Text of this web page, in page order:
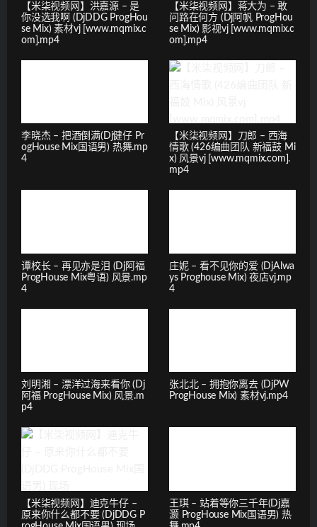
【米柒视频网】洪嘉源 – 是
你没选我啊 (DjDDG ProgHou
se Mix) 素材vj [www.mqmix.c
om].mp4
【米柒视频网】蒋大为 – 敢
问路在何方 (Dj阿帆 ProgHou
se Mix) 影视vj [www.mqmix.c
om].mp4
李晓杰 – 把酒倒满(Dj健仔 Pr
ogHouse Mix国语男) 热舞.mp
4
【米柒视频网】刀郎 – 西海
情歌 (426编曲团队 新福鼓 Mi
x) 风景vj [www.mqmix.com].
mp4
谭校长 – 再见亦是泪 (Dj阿福
ProgHouse Mix粤语) 风景.mp
4
庄妮 – 看不见你的爱 (DjAlwa
ys Proghouse Mix) 夜店vj.mp
4
刘明湘 – 漂洋过海来看你 (Dj
阿福 ProgHouse Mix) 风景.m
p4
张北北 – 拥抱你离去 (DjPW
ProgHouse Mix) 素材vj.mp4
【米柒视频网】迪克牛仔 –
原来你什么都不要 (DjDDG P
王琪 – 站着等你三千年(Dj嘉
灏 ProgHouse Mix国语男) 热